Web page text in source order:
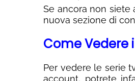
Se ancora non siete
nuova sezione di
Come Vedere
Per vedere le serie
account, potrete